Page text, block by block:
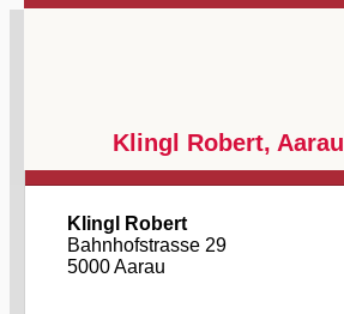
Klingl Robert, Aarau
Klingl Robert
Bahnhofstrasse 29
5000 Aarau